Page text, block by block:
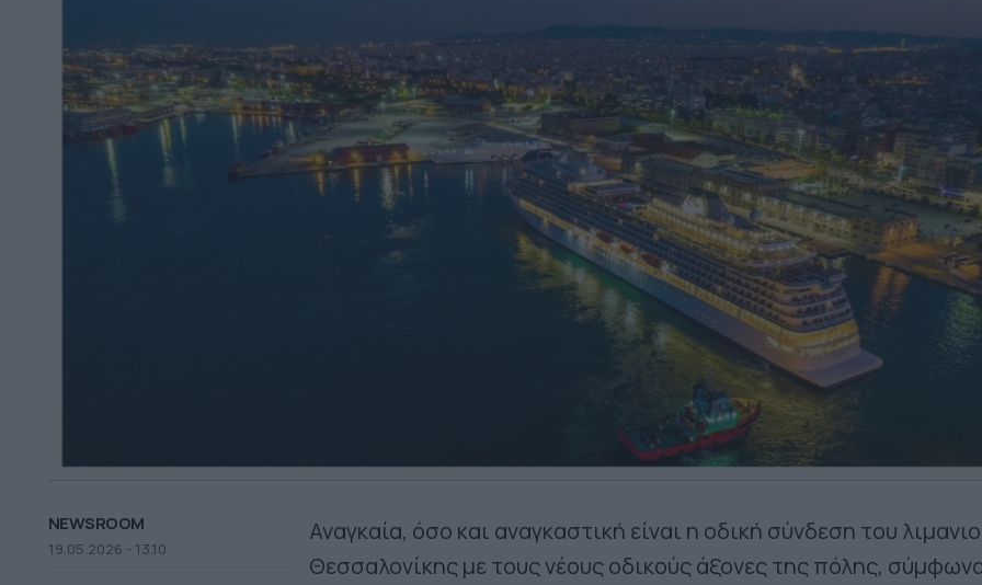
NEWSROOM
19.05.2026 - 13.10
Αναγκαία, όσο και αναγκαστική είναι η οδική σύνδεση του
Θεσσαλονίκης με τους νέους οδικούς άξονες της πόλης,